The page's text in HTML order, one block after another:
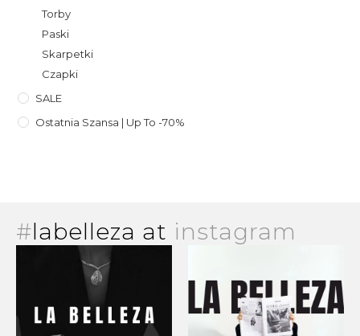
Torby
Paski
Skarpetki
Czapki
SALE
Ostatnia Szansa | Up To -70%
#labelleza at instagram